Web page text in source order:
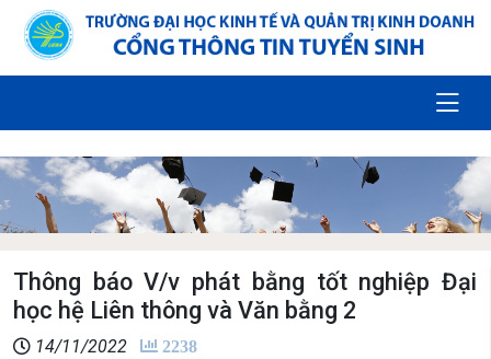
Thông báo V/v phát bằng tốt nghiệp Đại
học hệ Liên thông và Văn bằng 2
14/11/2022 2238